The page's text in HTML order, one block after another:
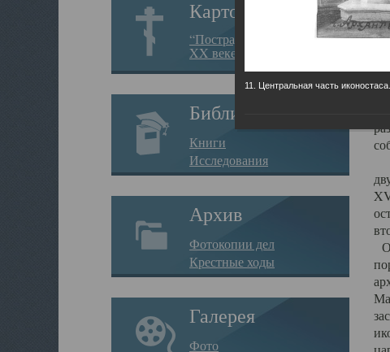
Картотека
“Пострадавшие за веру в
XX веке на Севере”
Библиотека
Книги
Исследования
Архив
Фотокопии дел
Крестные ходы
Галерея
Фото
11. Центральная часть иконостаса.